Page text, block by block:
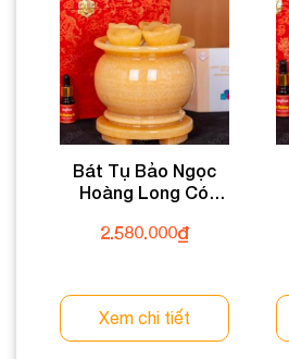
Bát Tụ Bảo Ngọc
Hoàng Long Có
049CC-15
2.580.000₫
Xem chi tiết